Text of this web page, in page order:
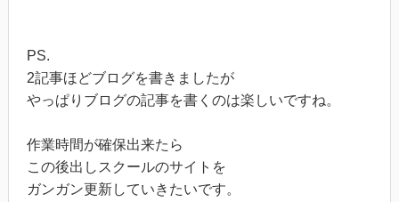
PS.
2記事ほどブログを書きましたが
やっぱりブログの記事を書くのは楽しいですね。
作業時間が確保出来たら
この後出しスクールのサイトを
ガンガン更新していきたいです。